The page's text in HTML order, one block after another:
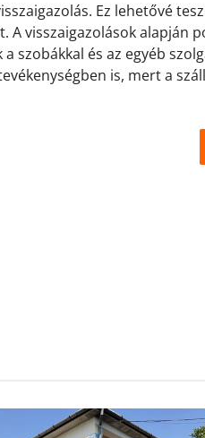
Ez lehetővé
A visszaigazolások alapján
szobákkal és az egyéb
is, mert a